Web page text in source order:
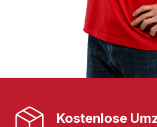
Kostenlose